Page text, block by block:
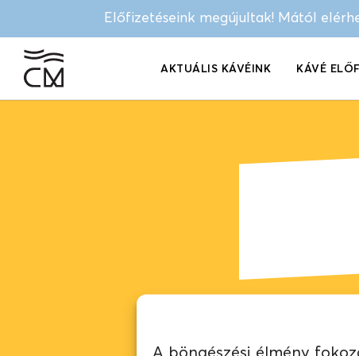
A böngészési élmény
Előfizetéseink megújultak! Mától
AKTUÁLIS KÁVÉINK KÁVÉ